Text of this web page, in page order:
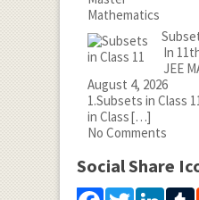
In
JEE
August 4, 2026
1.Subsets in Class
in Class[…]
No Comments
Social Share